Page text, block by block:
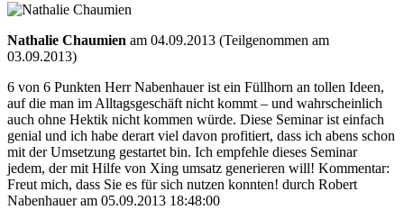
Nathalie Chaumien am 04.09.2013 (Teilgenommen am
03.09.2013)
6 von 6 Punkten Herr Nabenhauer ist ein Füllhorn an tollen Ideen,
auf die man im Alltagsgeschäft nicht kommt – und wahrscheinlich
auch ohne Hektik nicht kommen würde. Diese Seminar ist einfach
genial und ich habe derart viel davon profitiert, dass ich abens schon
mit der Umsetzung gestartet bin. Ich empfehle dieses Seminar
jedem, der mit Hilfe von Xing umsatz generieren will! Kommentar:
Freut mich, dass Sie es für sich nutzen konnten! durch Robert
Nabenhauer am 05.09.2013 18:48:00